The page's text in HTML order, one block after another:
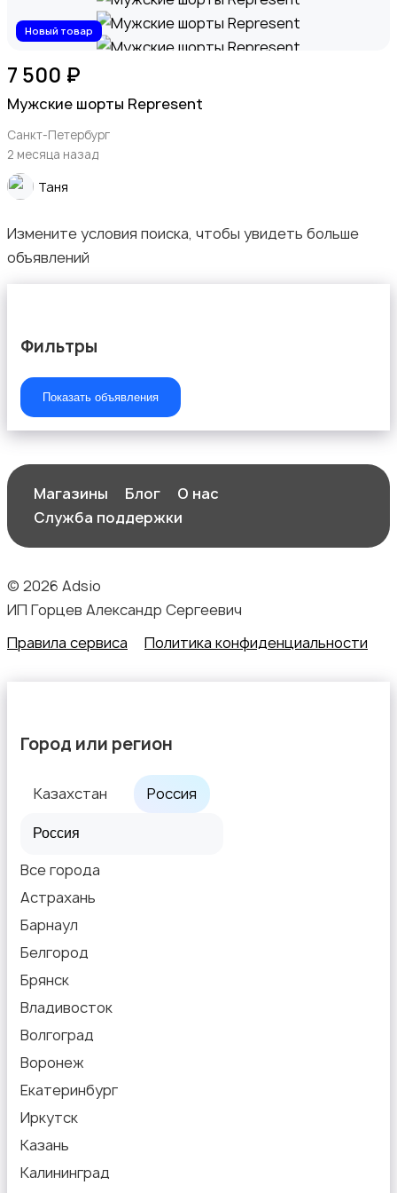
Свитеры и толстовки
Спецодежда
Футболки и поло
Новый товар
7 500 ₽
Мужские шорты Represent
Санкт-Петербург
2 месяца назад
Таня
Измените условия поиска, чтобы увидеть больше
объявлений
Фильтры
Показать объявления
Магазины Блог
О нас
Служба поддержки
© 2026 Adsio
ИП Горцев Александр Сергеевич
Правила сервиса
Политика конфиденциальности
Город или регион
Казахстан Россия
Все города
Астрахань
Барнаул
Белгород
Брянск
Владивосток
Волгоград
Воронеж
Екатеринбург
Иркутск
Казань
Калининград